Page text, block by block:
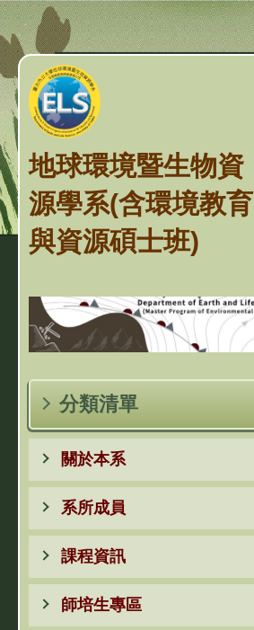
跳
到
主
要
內
容
區 地球環境暨生物資
源學系(含環境教育
與資源碩士班)
分類清單
關於本系
系所成員
課程資訊
師培生專區